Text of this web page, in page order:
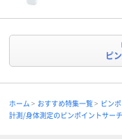
ピ
ホーム おすすめ特集一覧
ピン
計測/身体測定のピンポイントサー